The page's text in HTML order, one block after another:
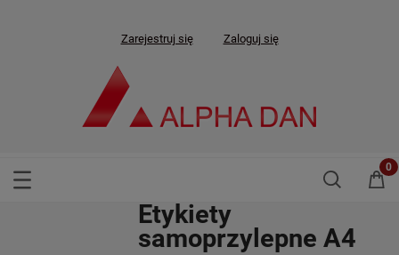
Zarejestruj się Zaloguj się
Etykiety
samoprzylepne A4